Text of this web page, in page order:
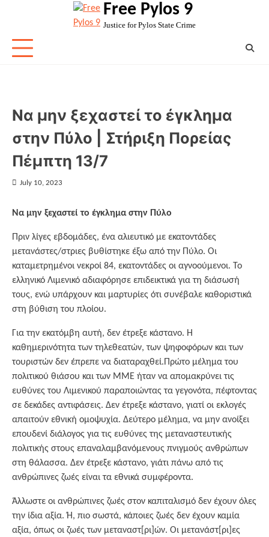
Free Pylos 9
Justice for Pylos State Crime
Να μην ξεχαστεί το έγκλημα
στην Πύλο | Στήριξη Πορείας
Πέμπτη 13/7
July 10, 2023
Να μην ξεχαστεί το έγκλημα στην Πύλο
Πριν λίγες εβδομάδες, ένα αλιευτικό με εκατοντάδες
μετανάστες/στριες βυθίστηκε έξω από την Πύλο. Οι
καταμετρημένοι νεκροί 84, εκατοντάδες οι αγνοούμενοι. Το
ελληνικό Λιμενικό αδιαφόρησε επιδεικτικά για τη διάσωσή
τους, ενώ υπάρχουν και μαρτυρίες ότι συνέβαλε καθοριστικά
στη βύθιση του πλοίου.
Για την εκατόμβη αυτή, δεν έτρεξε κάστανο. Η
καθημερινότητα των τηλεθεατών, των ψηφοφόρων και των
τουριστών δεν έπρεπε να διαταραχθεί.Πρώτο μέλημα του
πολιτικού θιάσου και των ΜΜΕ ήταν να απομακρύνει τις
ευθύνες του Λιμενικού παραποιώντας τα γεγονότα, πέφτοντας
σε δεκάδες αντιφάσεις. Δεν έτρεξε κάστανο, γιατί οι εκλογές
απαιτούν εθνική ομοψυχία. Δεύτερο μέλημα, να μην ανοίξει
επουδενί διάλογος για τις ευθύνες της μεταναστευτικής
πολιτικής στους επαναλαμβανόμενους πνιγμούς ανθρώπων
στη θάλασσα. Δεν έτρεξε κάστανο, γιάτι πάνω από τις
ανθρώπινες ζωές είναι τα εθνικά συμφέροντα.
Άλλωστε οι ανθρώπινες ζωές στον καπιταλισμό δεν έχουν όλες
την ίδια αξία. Ή, πιο σωστά, κάποιες ζωές δεν έχουν καμία
αξία, όπως οι ζωές των μεταναστ[ρι]ών. Οι μετανάστ[ρι]ες